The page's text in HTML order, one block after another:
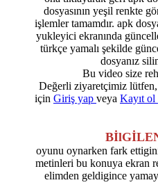
dosyasının yeşil renkte
işlemler tamamdır. apk
yukleyici ekranında
türkçe yamalı şekilde
dosyanız
Bu video size
Değerli ziyaretçimiz
için Giriş yap veya Kayıt ol
oyunu oynarken fark
metinleri bu konuya ekran
elimden geldigince